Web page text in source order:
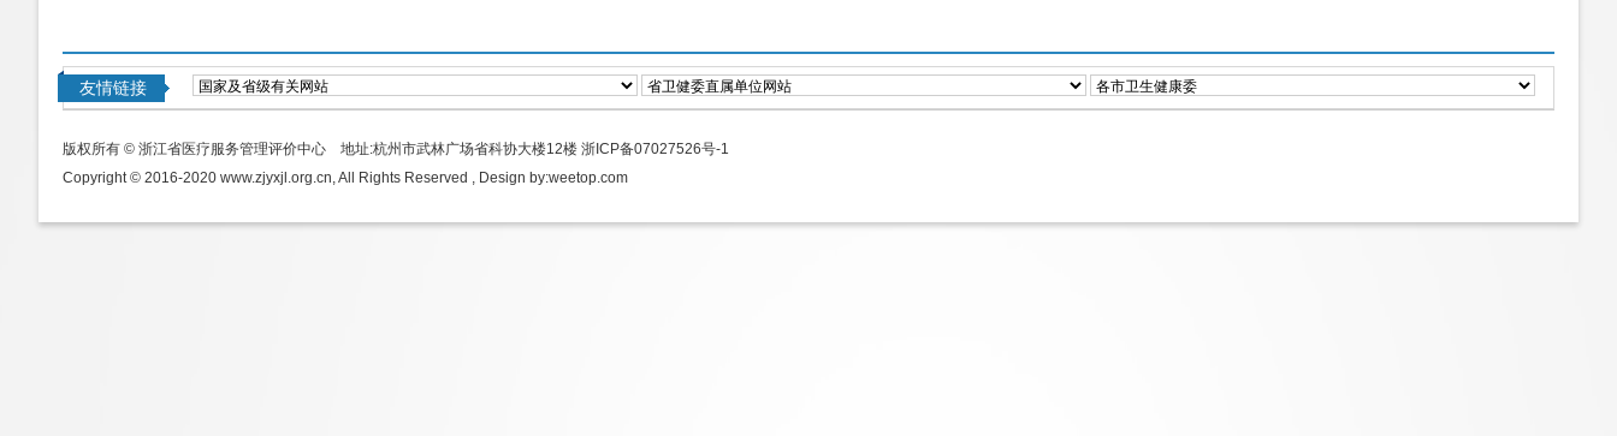
友情链接
版权所有 © 浙江省医疗服务管理评价中心 地址:杭州市武林广场省科协大楼12楼 浙ICP备07027526号-1
Copyright © 2016-2020 www.zjyxjl.org.cn, All Rights Reserved , Design by:weetop.com